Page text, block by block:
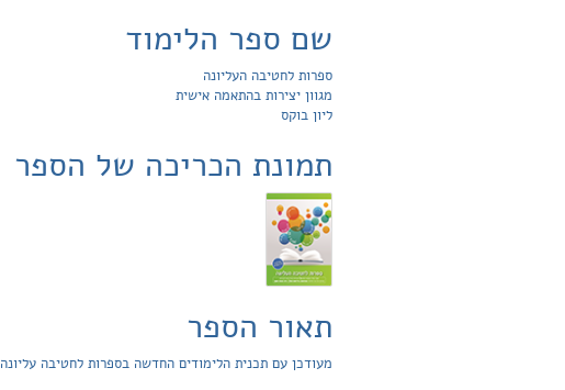
שם ספר הלימוד
ספרות לחטיבה העליונה
מגוון יצירות בהתאמה אישית
ליון בוקס
תמונת הכריכה של הספר
תאור הספר
מעודכן עם תכנית הלימודים החדשה בספרות לחטיבה עליונה